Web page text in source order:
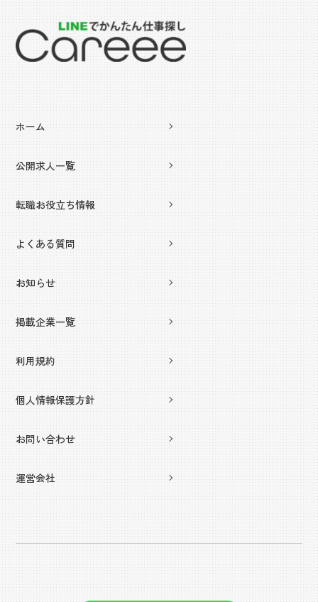
ホーム
公開求人一覧
転職お役立ち情報
よくある質問
お知らせ
掲載企業一覧
利用規約
個人情報保護方針
お問い合わせ
運営会社